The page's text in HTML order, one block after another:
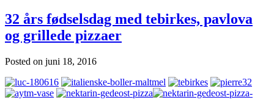
32 års fødselsdag med tebirkes, pavlova
og grillede pizzaer
Posted on juni 18, 2016